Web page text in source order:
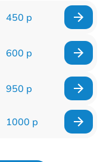
450 р
600 р
950 р
1000 р